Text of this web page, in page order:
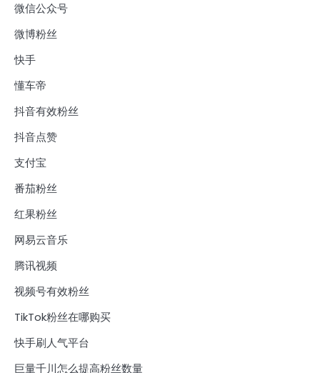
微信公众号
微博粉丝
快手
懂车帝
抖音有效粉丝
抖音点赞
支付宝
番茄粉丝
红果粉丝
网易云音乐
腾讯视频
视频号有效粉丝
TikTok粉丝在哪购买
快手刷人气平台
巨量千川怎么提高粉丝数量